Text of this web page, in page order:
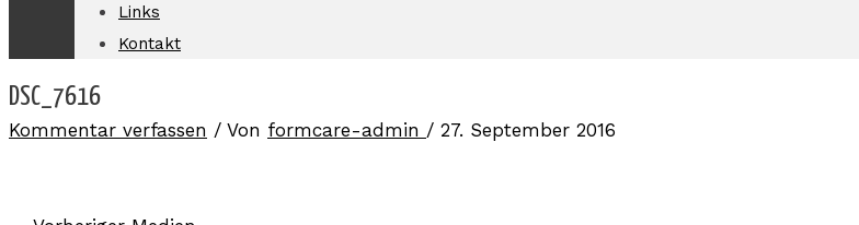
Links
Kontakt
DSC_7616
Kommentar verfassen / Von formcare-admin / 27. September 2016